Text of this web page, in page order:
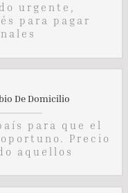
urgente,
para pagar
De Domicilio
para que el
Precio
aquellos